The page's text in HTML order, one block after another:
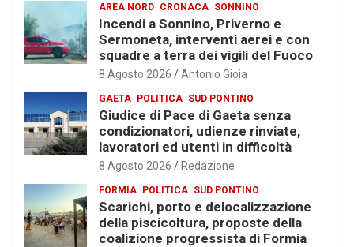
AREA NORD CRONACA SONNINO
Incendi a Sonnino, Priverno e
Sermoneta, interventi aerei e con
squadre a terra dei vigili del Fuoco
8 Agosto 2026 Antonio Gioia
GAETA POLITICA SUD PONTINO
Giudice di Pace di Gaeta senza
condizionatori, udienze rinviate,
lavoratori ed utenti in difficoltà
8 Agosto 2026 Redazione
FORMIA POLITICA SUD PONTINO
Scarichi, porto e delocalizzazione
della piscicoltura, proposte della
coalizione progressista di Formia